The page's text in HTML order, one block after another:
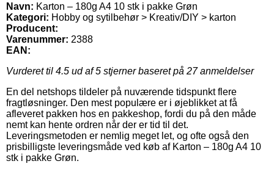
Navn: Karton – 180g A4 10 stk i pakke Grøn
Kategori: Hobby og sytilbehør > Kreativ/DIY > karton
Producent:
Varenummer: 2388
EAN:
Vurderet til 4.5 ud af 5 stjerner baseret på 27anmeldelser
En del netshops tildeler på nuværende tidspunkt flere
fragtløsninger. Den mest populære er i øjeblikket at få
afleveret pakken hos en pakkeshop, fordi du på den måde
nemt kan hente ordren når der er tid til det.
Leveringsmetoden er nemlig meget let, og ofte også den
prisbilligste leveringsmåde ved køb af Karton – 180g A4 10
stk i pakke Grøn.